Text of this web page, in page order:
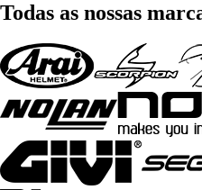
Todas as nossas